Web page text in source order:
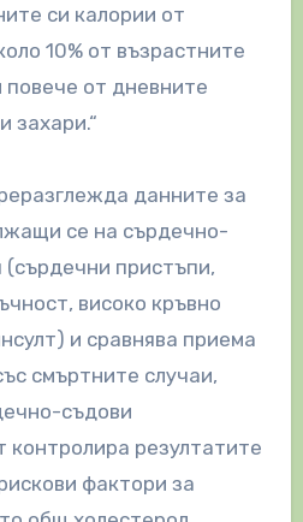
си калории от
10% от възрастните
повече от дневните
захари.“
данните за
се на сърдечно-
(сърдечни пристъпи,
високо кръвно
и сравнява приема
смъртните случаи,
съдови
контролира резултатите
фактори за